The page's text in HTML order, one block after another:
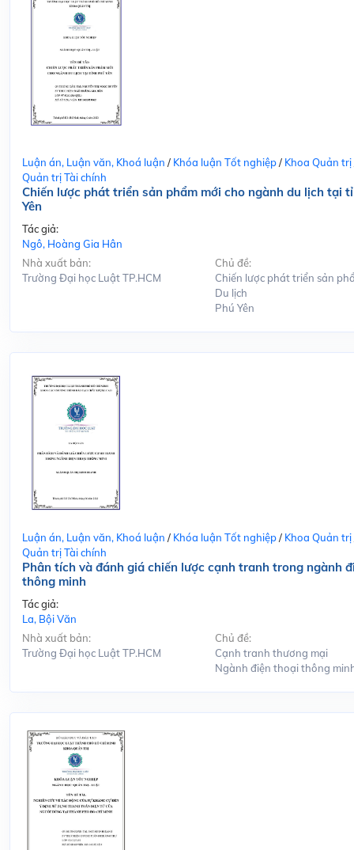
Luận án, Luận văn, Khoá luận / Khóa luận Tốt nghiệp/ Khoa Quản trị
Quản trị Tài chính
Chiến lược phát triển sản phẩm mới cho ngành du lịch tại
Yên
Tác giả:
Ngô, Hoàng Gia Hân
Nhà xuất bản:
Trường Đại học Luật TP.HCM
Chủ đề:
Chiến lược phát triển sản
Du lịch
Phú Yên
Luận án, Luận văn, Khoá luận / Khóa luận Tốt nghiệp/ Khoa Quản trị
Quản trị Tài chính
Phân tích và đánh giá chiến lược cạnh tranh trong ngành
thông minh
Tác giả:
La, Bội Văn
Nhà xuất bản:
Trường Đại học Luật TP.HCM
Chủ đề:
Cạnh tranh thương mại
Ngành điện thoại thông